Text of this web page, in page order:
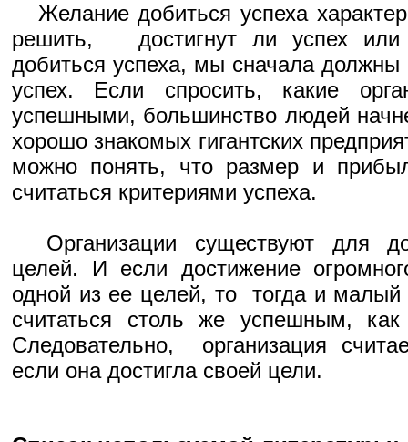
Желание добиться успеха
решить, достигнут ли успех или
добиться успеха, мы сначала должны
успех. Если спросить, какие
успешными, большинство людей
хорошо знакомых гигантских
можно понять, что размер и
считаться критериями успеха.
Организации существуют для
целей. И если достижение
одной из ее целей, то тогда и
считаться столь же успешным, как
Следовательно, организация
если она достигла своей цели.